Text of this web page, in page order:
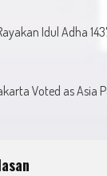
Idul Adha
Voted as Asia